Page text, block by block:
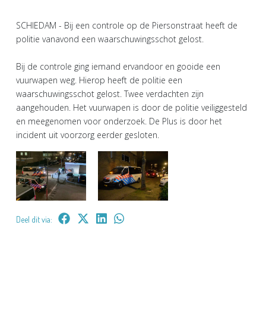
SCHIEDAM - Bij een controle op de Piersonstraat heeft de
politie vanavond een waarschuwingsschot gelost.
Bij de controle ging iemand ervandoor en gooide een
vuurwapen weg. Hierop heeft de politie een
waarschuwingsschot gelost. Twee verdachten zijn
aangehouden. Het vuurwapen is door de politie veiliggesteld
en meegenomen voor onderzoek. De Plus is door het
incident uit voorzorg eerder gesloten.
Deel dit via: